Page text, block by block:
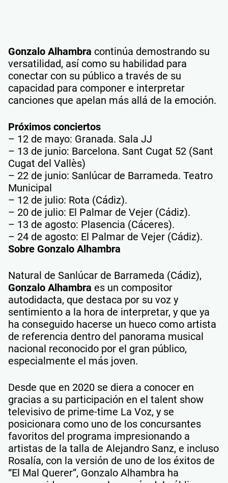
Gonzalo Alhambra continúa demostrando su
versatilidad, así como su habilidad para
conectar con su público a través de su
capacidad para componer e interpretar
canciones que apelan más allá de la emoción.
Próximos conciertos
– 12 de mayo: Granada. Sala JJ
– 13 de junio: Barcelona. Sant Cugat 52 (Sant
Cugat del Vallès)
– 22 de junio: Sanlúcar de Barrameda. Teatro
Municipal
– 12 de julio: Rota (Cádiz).
– 20 de julio: El Palmar de Vejer (Cádiz).
– 13 de agosto: Plasencia (Cáceres).
– 24 de agosto: El Palmar de Vejer (Cádiz).
Sobre Gonzalo Alhambra
Natural de Sanlúcar de Barrameda (Cádiz),
Gonzalo Alhambra es un compositor
autodidacta, que destaca por su voz y
sentimiento a la hora de interpretar, y que ya
ha conseguido hacerse un hueco como artista
de referencia dentro del panorama musical
nacional reconocido por el gran público,
especialmente el más joven.
Desde que en 2020 se diera a conocer en
gracias a su participación en el talent show
televisivo de prime-time La Voz, y se
posicionara como uno de los concursantes
favoritos del programa impresionando a
artistas de la talla de Alejandro Sanz, e incluso
Rosalía, con la versión de uno de los éxitos de
“El Mal Querer”, Gonzalo Alhambra ha